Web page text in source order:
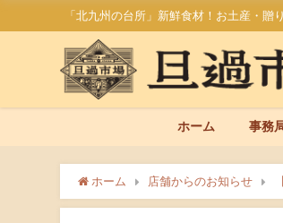
「北九州の台所」新鮮食材！お土産・贈
ホーム 事務
ホーム 店舗からのお知らせ